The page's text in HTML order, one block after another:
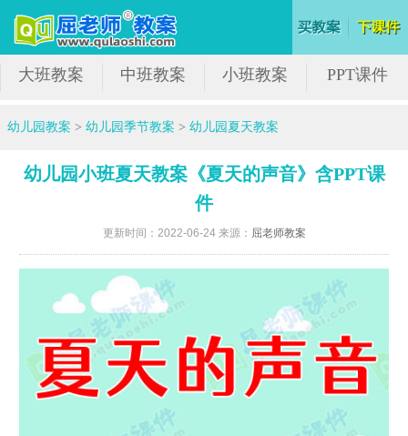
大班教案 中班教案 小班教案 PPT课件
幼儿园教案 >幼儿园季节教案 >幼儿园夏天教案
幼儿园小班夏天教案《夏天的声音》含PPT课
件
更新时间：2022-06-24 来源： 屈老师教案